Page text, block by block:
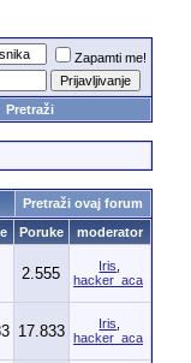
Zapamti me!
Pretraži
Pretraži ovaj forum
Poruke moderator
2.555 Iris
hacker_aca
17.833 Iris
hacker_aca